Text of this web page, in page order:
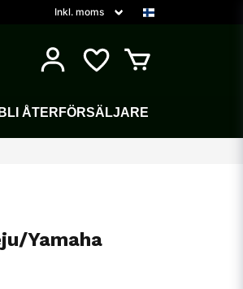
BLI ÅTERFÖRSÄLJARE
Yamaha